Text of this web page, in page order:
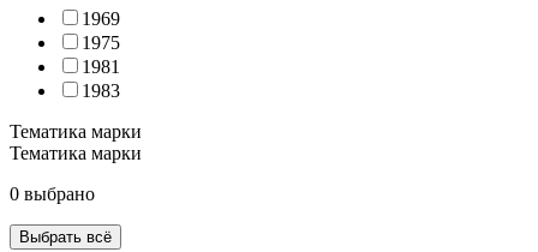
1969
1975
1981
1983
Тематика марки
Тематика марки
0 выбрано
Выбрать всё